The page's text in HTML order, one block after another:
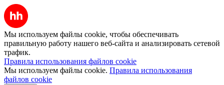
Мы используем файлы cookie, чтобы обеспечивать
правильную работу нашего веб-сайта и анализировать сетевой
трафик.
Правила использования файлов cookie
Мы используем файлы cookie. Правила использования
файлов cookie